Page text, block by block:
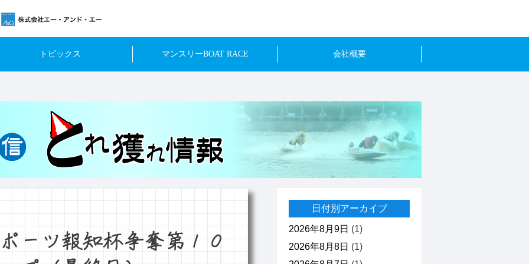
トピックス マンスリーBOAT RACE 会社概要
ーツ報知杯争奪第１０
日付別アーカイブ
2026年8月9日 (1)
2026年8月8日 (1)